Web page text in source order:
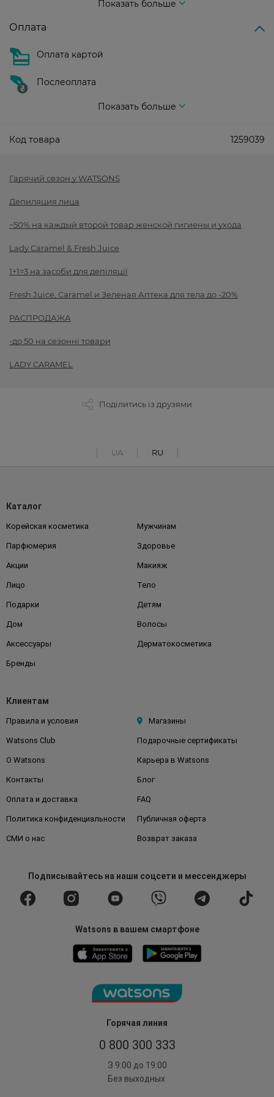
Показать больше
Оплата
Оплата картой
Послеоплата
Показать больше
Код товара 1259039
Гарячий сезон у WATSONS
Депиляция лица
−50% на каждый второй товар женской гигиены и ухода
Lady Caramel & Fresh Juice
1+1=3 на засоби для депіляції
Fresh Juice, Caramel и Зеленая Аптека для тела до -20%
РАСПРОДАЖА
-до 50 на сезонні товари
LADY CARAMEL
Поділитись із друзями
UA RU
Горячая линия
0 800 300 333
З 9:00 до 19:00
Без выходных
Каталог
Корейская косметика Мужчинам
Парфюмерия Здоровье
Акции Макияж
Лицо Тело
Подарки Детям
Дом Волосы
Аксессуары Дерматокосметика
Бренды
Клиентам
Правила и условия Магазины
Watsons Club Подарочные сертификаты
О Watsons Карьера в Watsons
Контакты Блог
Оплата и доставка FAQ
Политика конфиденциальности Публичная оферта
СМИ о нас Возврат заказа
Подписывайтесьна наши соцсети и мессенджеры
Watsons в вашем смартфоне